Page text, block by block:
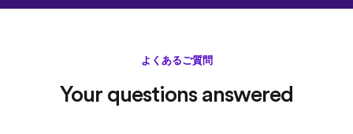
よくあるご質問
Your questions answered